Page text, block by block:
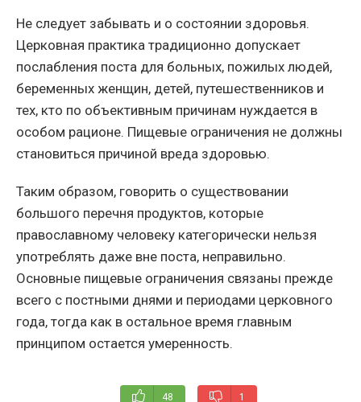
Не следует забывать и о состоянии здоровья.
Церковная практика традиционно допускает
послабления поста для больных, пожилых людей,
беременных женщин, детей, путешественников и
тех, кто по объективным причинам нуждается в
особом рационе. Пищевые ограничения не должны
становиться причиной вреда здоровью.
Таким образом, говорить о существовании
большого перечня продуктов, которые
православному человеку категорически нельзя
употреблять даже вне поста, неправильно.
Основные пищевые ограничения связаны прежде
всего с постными днями и периодами церковного
года, тогда как в остальное время главным
принципом остается умеренность.
48 1